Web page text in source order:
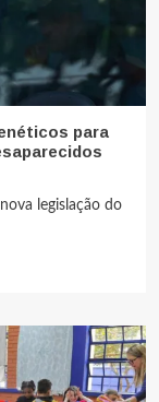
para
legislação do